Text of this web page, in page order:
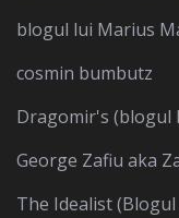
blogul lui Marius
cosmin bumbutz
Dragomir's (blogul
George Zafiu aka
The Idealist